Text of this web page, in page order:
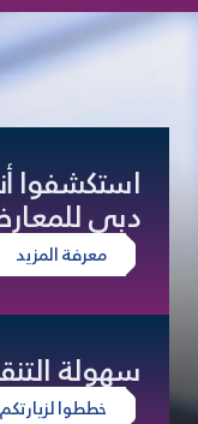
استكشفوا
دبي
معرفة المزيد
سهولة
خططوا